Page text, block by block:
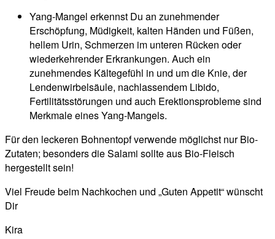
Yang-Mangel erkennst Du an zunehmender
Erschöpfung, Müdigkeit, kalten Händen und Füßen,
hellem Urin, Schmerzen im unteren Rücken oder
wiederkehrender Erkrankungen. Auch ein
zunehmendes Kältegefühl in und um die Knie, der
Lendenwirbelsäule, nachlassendem Libido,
Fertilitätsstörungen und auch Erektionsprobleme sind
Merkmale eines Yang-Mangels.
Für den leckeren Bohnentopf verwende möglichst nur Bio-
Zutaten; besonders die Salami sollte aus Bio-Fleisch
hergestellt sein!
Viel Freude beim Nachkochen und „Guten Appetit“ wünscht
Dir
Kira